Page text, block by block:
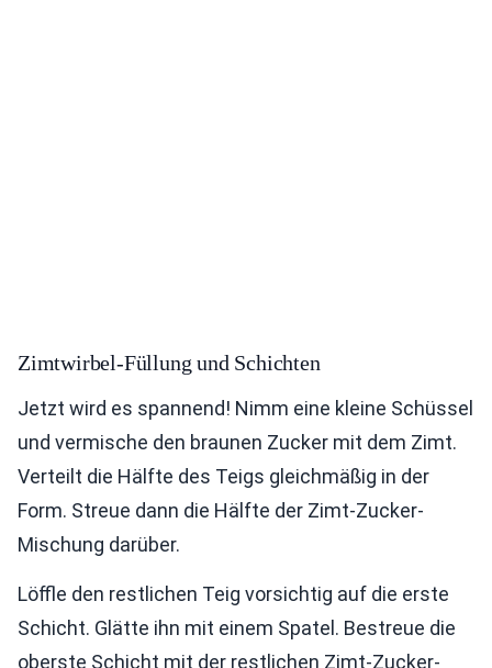
Zimtwirbel-Füllung und Schichten
Jetzt wird es spannend! Nimm eine kleine Schüssel
und vermische den braunen Zucker mit dem Zimt.
Verteilt die Hälfte des Teigs gleichmäßig in der
Form. Streue dann die Hälfte der Zimt-Zucker-
Mischung darüber.
Löffle den restlichen Teig vorsichtig auf die erste
Schicht. Glätte ihn mit einem Spatel. Bestreue die
oberste Schicht mit der restlichen Zimt-Zucker-